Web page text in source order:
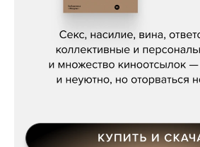
Сергей Кузнецов,